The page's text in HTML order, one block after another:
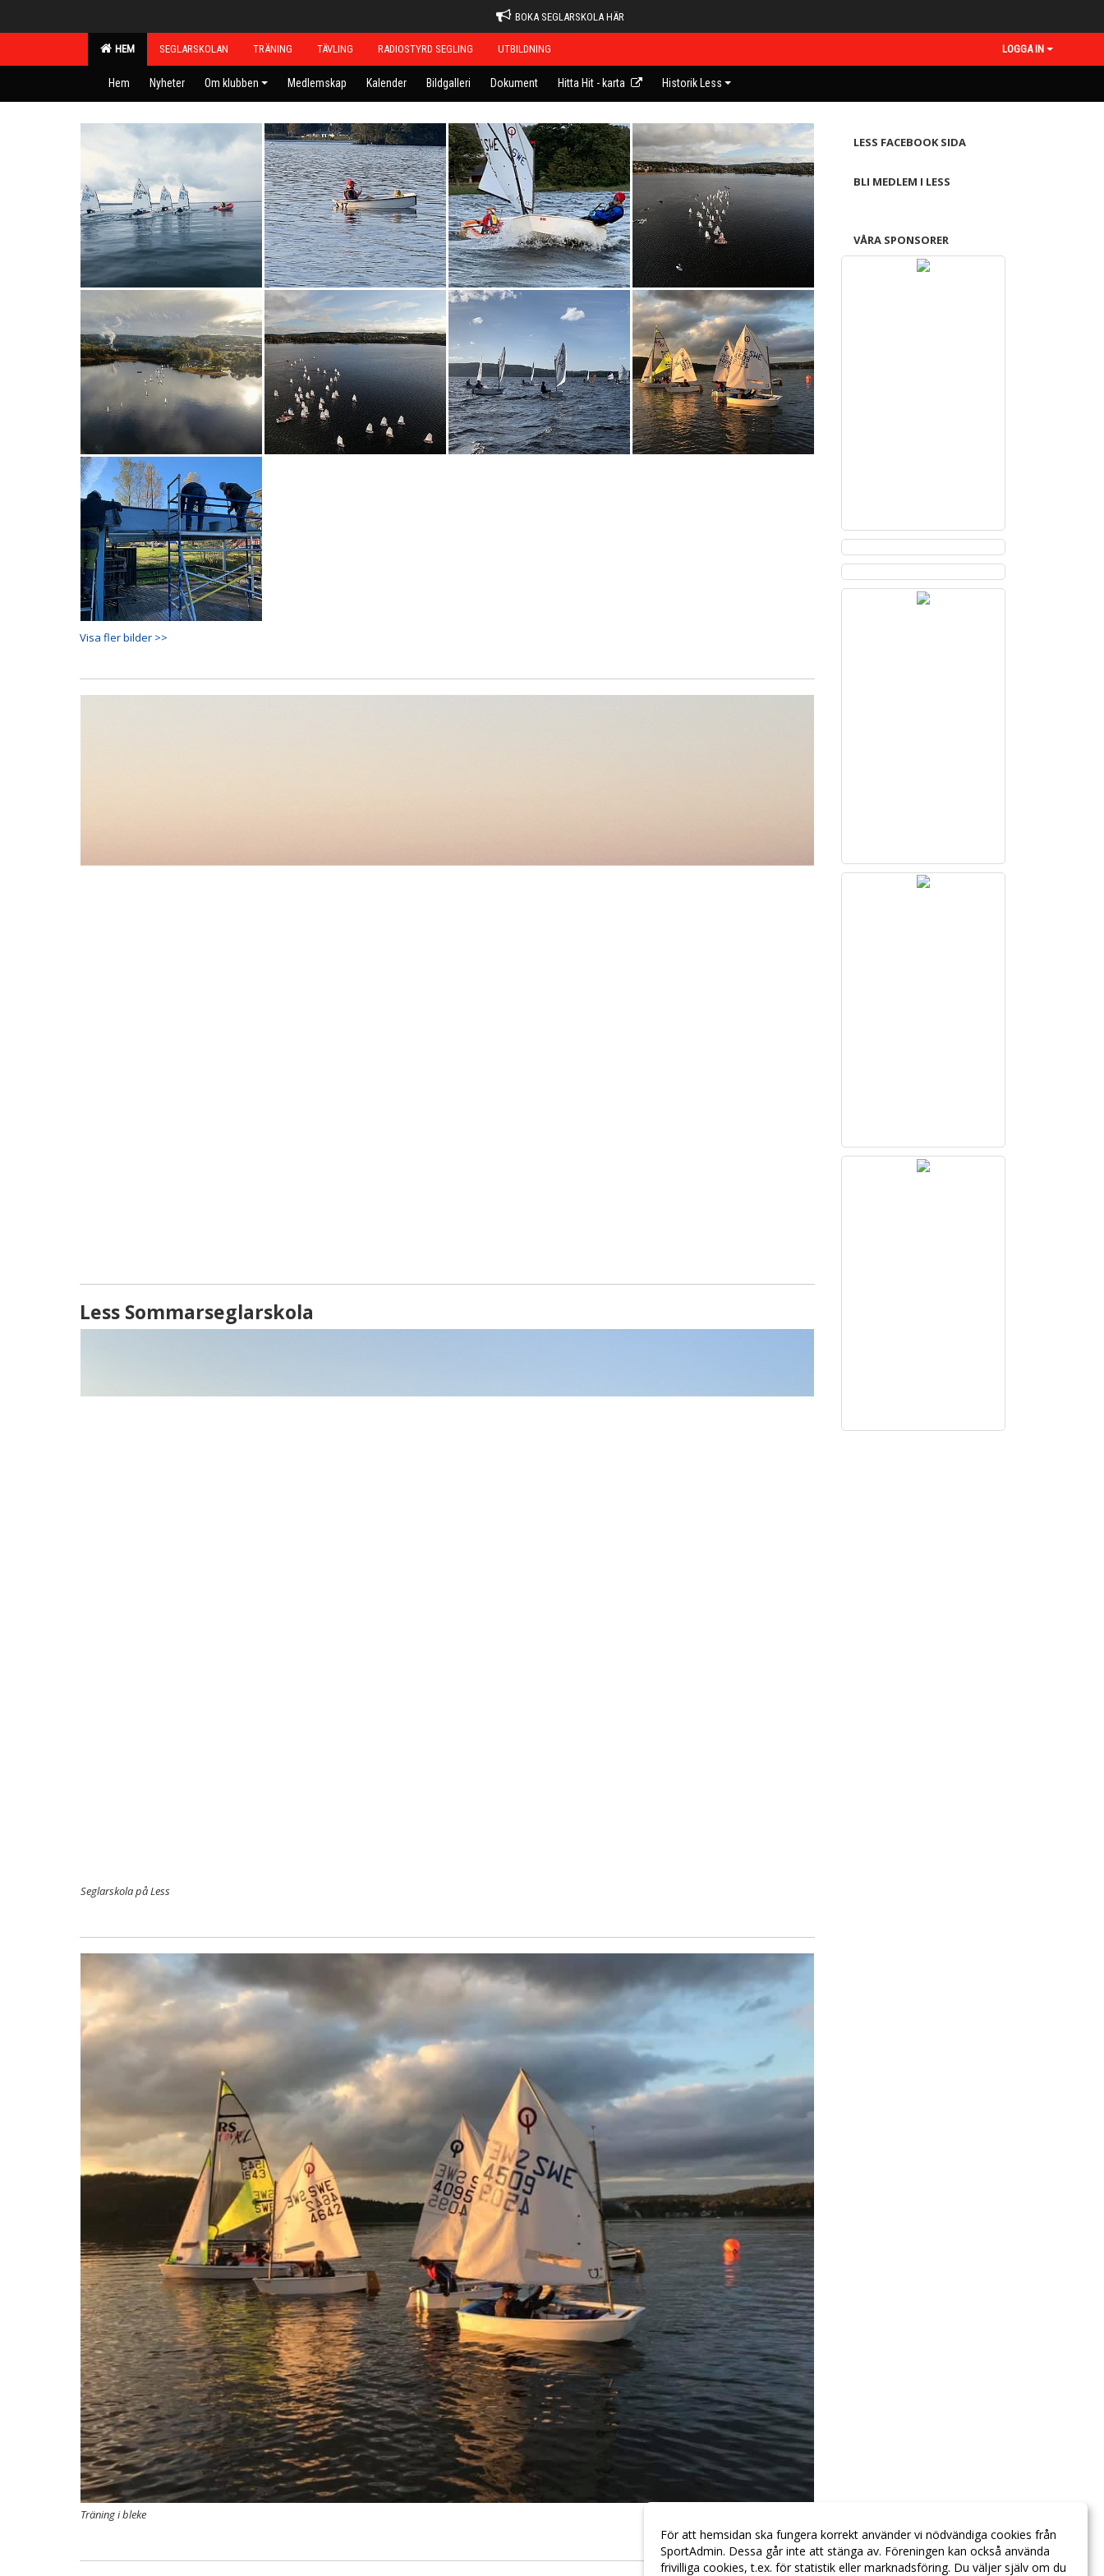
BOKA SEGLARSKOLA HÄR
HEM SEGLARSKOLAN TRÄNING TÄVLING RADIOSTYRD SEGLING UTBILDNING LOGGA IN
Hem Nyheter Om klubben Medlemskap Kalender Bildgalleri Dokument Hitta Hit - karta Historik Less
Visa fler bilder >>
Less Sommarseglarskola
Seglarskola på Less
Träning i bleke
LESS FACEBOOK SIDA
BLI MEDLEM I LESS
VÅRA SPONSORER
För att hemsidan ska fungera korrekt använder vi nödvändiga cookies från
SportAdmin. Dessa går inte att stänga av. Föreningen kan också använda
frivilliga cookies, t.ex. för statistik eller marknadsföring. Du väljer själv om du